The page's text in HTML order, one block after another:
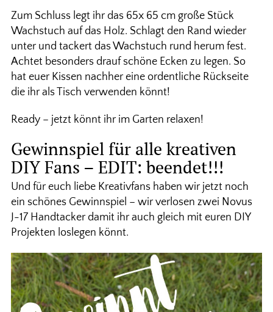
Zum Schluss legt ihr das 65x 65 cm große Stück
Wachstuch auf das Holz. Schlagt den Rand wieder
unter und tackert das Wachstuch rund herum fest.
Achtet besonders drauf schöne Ecken zu legen. So
hat euer Kissen nachher eine ordentliche Rückseite
die ihr als Tisch verwenden könnt!
Ready – jetzt könnt ihr im Garten relaxen!
Gewinnspiel für alle kreativen
DIY Fans – EDIT: beendet!!!
Und für euch liebe Kreativfans haben wir jetzt noch
ein schönes Gewinnspiel – wir verlosen zwei Novus
J-17 Handtacker damit ihr auch gleich mit euren DIY
Projekten loslegen könnt.